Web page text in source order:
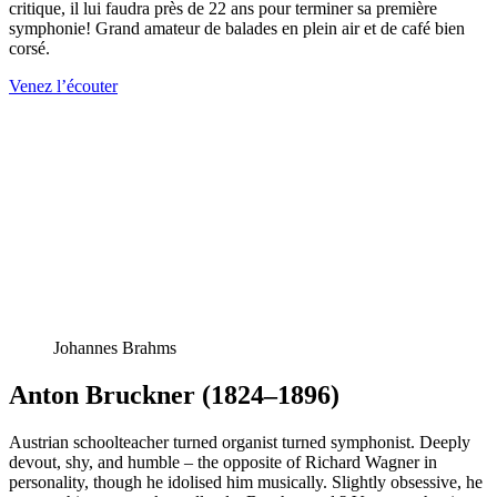
critique, il lui faudra près de 22 ans pour terminer sa première
symphonie! Grand amateur de balades en plein air et de café bien
corsé.
Venez l’écouter
Johannes Brahms
Anton Bruckner (1824–1896)
Austrian schoolteacher turned organist turned symphonist. Deeply
devout, shy, and humble – the opposite of Richard Wagner in
personality, though he idolised him musically. Slightly obsessive, he